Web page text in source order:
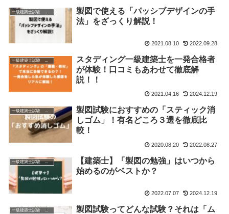
一級建築士試験 製図
製図で使える「パッシブデザインの手
法」をざっくり解説！
2021.08.10 2022.09.28
スタディング一級建築士を一発合格者
が体験！口コミもあわせて徹底解
説！！
2021.04.16 2024.12.19
一級建築士試験 製図
製図試験におすすめの「スティック消
しゴム」！有名どころ３選を徹底比
較！
2020.08.20 2022.08.27
一級建築士試験 製図
【建築士】「製図の勉強」はいつから
始めるのがベストか？
2022.07.07 2024.12.19
製図試験ってどんな試験？それは「ム